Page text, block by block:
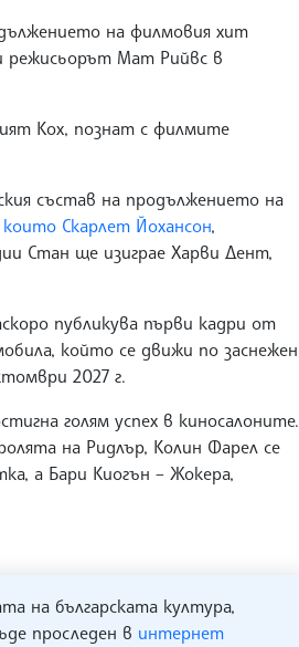
на филмовия хит
режисьорът Мат Рийвс в
Кох, познат с филмите
състав на продължението на
които Скарлет Йохансон,
Стан ще изиграе Харви Дент,
публикува първи кадри от
който се движи по заснежен
2027 г.
голям успех в киносалоните.
на Ридлър, Колин Фарел се
а Бари Киогън – Жокера,
на българската култура,
проследен в интернет